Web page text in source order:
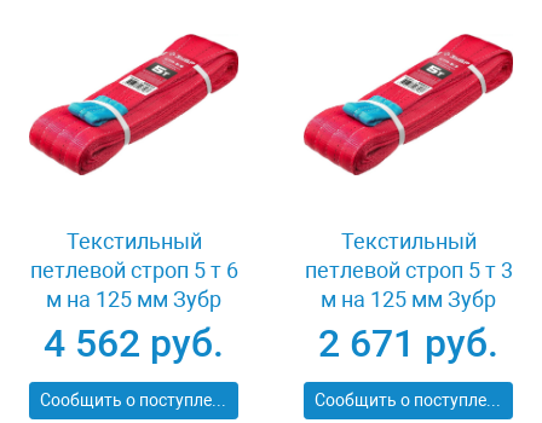
Текстильный
петлевой строп 5 т 6
м на 125 мм Зубр
43555-5-6
4 562 руб.
Сообщить о поступлении
Текстильный
петлевой строп 5 т 3
м на 125 мм Зубр
43555-5-3
2 671 руб.
Сообщить о поступлении